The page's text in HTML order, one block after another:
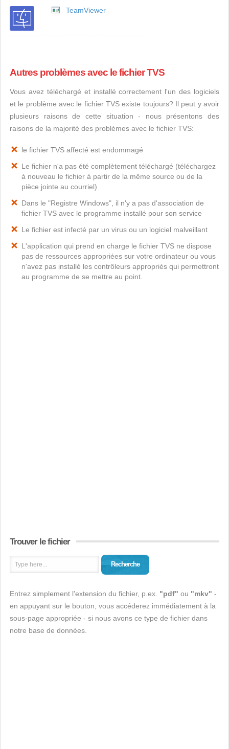
TeamViewer
Autres problèmes avec le fichier TVS
Vous avez téléchargé et installé correctement l'un des logiciels
et le problème avec le fichier TVS existe toujours? Il peut y avoir
plusieurs raisons de cette situation - nous présentons des
raisons de la majorité des problèmes avec le fichier TVS:
le fichier TVS affecté est endommagé
Le fichier n'a pas été complètement téléchargé (téléchargez
à nouveau le fichier à partir de la même source ou de la
pièce jointe au courriel)
Dans le "Registre Windows", il n'y a pas d'association de
fichier TVS avec le programme installé pour son service
Le fichier est infecté par un virus ou un logiciel malveillant
L'application qui prend en charge le fichier TVS ne dispose
pas de ressources appropriées sur votre ordinateur ou vous
n'avez pas installé les contrôleurs appropriés qui permettront
au programme de se mettre au point.
Trouver le fichier
Recherche
Entrez simplement l'extension du fichier, p.ex. "pdf" ou "mkv" -
en appuyant sur le bouton, vous accéderez immédiatement à la
sous-page appropriée - si nous avons ce type de fichier dans
notre base de données.